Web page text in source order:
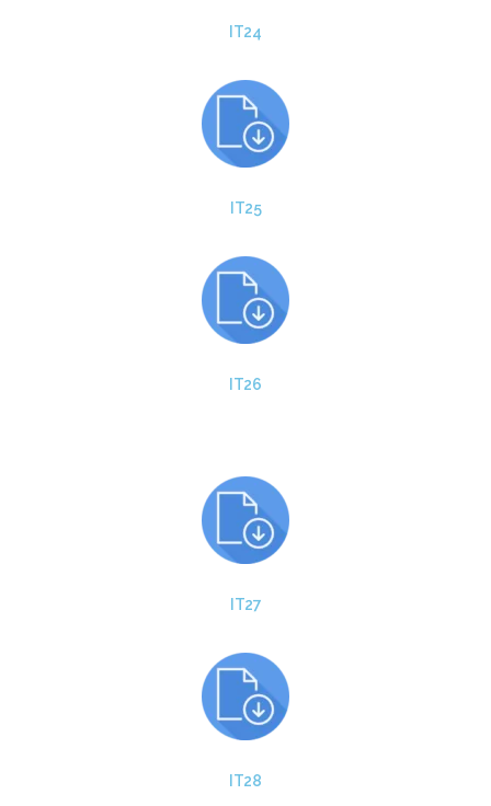
IT24
IT25
IT26
IT27
IT28